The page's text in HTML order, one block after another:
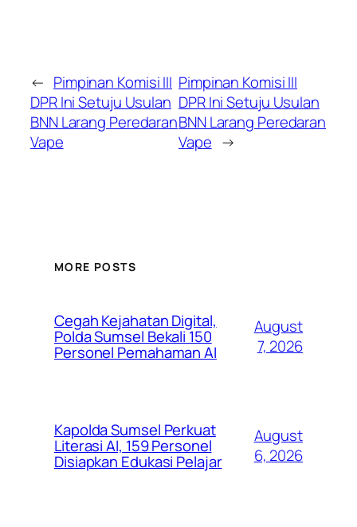
← Pimpinan Komisi III
DPR Ini Setuju Usulan
BNN Larang Peredaran
Vape
Pimpinan Komisi III
DPR Ini Setuju Usulan
BNN Larang Peredaran
Vape →
MORE POSTS
Cegah Kejahatan Digital,
Polda Sumsel Bekali 150
Personel Pemahaman AI
August
7, 2026
Kapolda Sumsel Perkuat
Literasi AI, 159 Personel
Disiapkan Edukasi Pelajar
August
6, 2026